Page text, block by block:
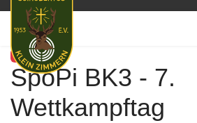
Featured
SpoPi BK3 - 7.
Wettkampftag